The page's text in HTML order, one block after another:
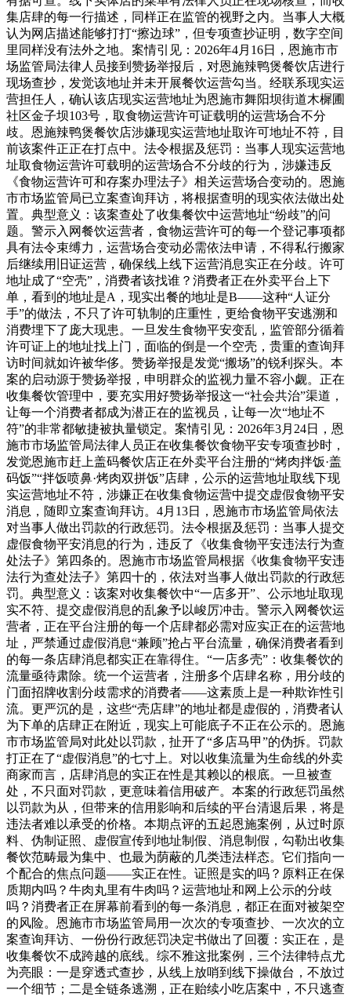
集店肆的每一行描述，同样正在监管的视野之内。当事人大概
认为网店描述能够打打“擦边球”，但专项查抄证明，数字空间
里同样没有法外之地。案情引见：2026年4月16日，恩施市市
场监管局法律人员接到赞扬举报后，对恩施辣鸭煲餐饮店进行
现场查抄，发觉该地址并未开展餐饮运营勾当。经联系现实运
营担任人，确认该店现实运营地址为恩施市舞阳坝街道木樨圃
社区金子坝103号，取食物运营许可证载明的运营场合不分
歧。恩施辣鸭煲餐饮店涉嫌现实运营地址取许可地址不符，目
前该案件正正在打点中。法令根据及惩罚：当事人现实运营地
址取食物运营许可载明的运营场合不分歧的行为，涉嫌违反
《食物运营许可和存案办理法子》相关运营场合变动的。恩施
市市场监管局已立案查询拜访，将根据查明的现实依法做出处
置。典型意义：该案查处了收集餐饮中运营地址“纷歧”的问
题。警示入网餐饮运营者，食物运营许可的每一个登记事项都
具有法令束缚力，运营场合变动必需依法申请，不得私行搬家
后继续用旧证运营，确保线上线下运营消息实正在分歧。许可
地址成了“空壳”，消费者该找谁？消费者正在外卖平台上下
单，看到的地址是A，现实出餐的地址是B——这种“人证分
手”的做法，不只了许可轨制的庄重性，更给食物平安逃溯和
消费埋下了庞大现患。一旦发生食物平安变乱，监管部分循着
许可证上的地址找上门，面临的倒是一个空壳，贵重的查询拜
访时间就如许被华侈。赞扬举报是发觉“搬场”的锐利探头。本
案的启动源于赞扬举报，申明群众的监视力量不容小觑。正在
收集餐饮管理中，要充实用好赞扬举报这一“社会共治”渠道，
让每一个消费者都成为潜正在的监视员，让每一次“地址不
符”的非常都敏捷被执量锁定。案情引见：2026年3月24日，恩
施市市场监管局法律人员正在收集餐饮食物平安专项查抄时，
发觉恩施市赶上盖码餐饮店正在外卖平台注册的“烤肉拌饭·盖
码饭”“拌饭喷鼻·烤肉双拼饭”店肆，公示的运营地址取线下现
实运营地址不符，涉嫌正在收集食物运营中提交虚假食物平安
消息，随即立案查询拜访。4月13日，恩施市市场监管局依法
对当事人做出罚款的行政惩罚。法令根据及惩罚：当事人提交
虚假食物平安消息的行为，违反了《收集食物平安违法行为查
处法子》第四条的。恩施市市场监管局根据《收集食物平安违
法行为查处法子》第四十的，依法对当事人做出罚款的行政惩
罚。典型意义：该案对收集餐饮中“一店多开”、公示地址取现
实不符、提交虚假消息的乱象予以峻厉冲击。警示入网餐饮运
营者，正在平台注册的每一个店肆都必需对应实正在的运营地
址，严禁通过虚假消息“兼顾”抢占平台流量，确保消费者看到
的每一条店肆消息都实正在靠得住。“一店多壳”：收集餐饮的
流量亟待肃除。统一个运营者，注册多个店肆名称，用分歧的
门面招牌收割分歧需求的消费者——这素质上是一种欺诈性引
流。更严沉的是，这些“壳店肆”的地址都是虚假的，消费者认
为下单的店肆正在附近，现实上可能底子不正在公示的。恩施
市市场监管局对此处以罚款，扯开了“多店马甲”的伪拆。罚款
打正在了“虚假消息”的七寸上。对以收集流量为生命线的外卖
商家而言，店肆消息的实正在性是其赖以的根底。一旦被查
处，不只面对罚款，更意味着信用破产。本案的行政惩罚虽然
以罚款为从，但带来的信用影响和后续的平台清退后果，将是
违法者难以承受的价格。本期点评的五起恩施案例，从过时原
料、伪制证照、虚假宣传到地址制假、消息制假，勾勒出收集
餐饮范畴最为集中、也最为荫蔽的几类违法样态。它们指向一
个配合的焦点问题——实正在性。证照是实的吗？原料正在保
质期内吗？牛肉丸里有牛肉吗？运营地址和网上公示的分歧
吗？消费者正在屏幕前看到的每一条消息，都正在面对被架空
的风险。恩施市市场监管局用一次次的专项查抄、一次次的立
案查询拜访、一份份行政惩罚决定书做出了回覆：实正在，是
收集餐饮不成跨越的底线。综不雅这批案例，三个法律特点尤
为亮眼：一是穿透式查抄，从线上放哨到线下操做台，不放过
一个细节；二是全链条逃溯，正在贻续小吃店案中，不只逃查